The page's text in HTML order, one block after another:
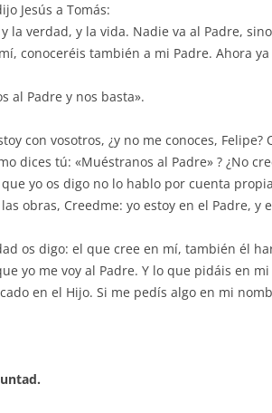
Jesús a Tomás:
la verdad, y la vida. Nadie va al Padre,
conoceréis también a mi Padre. Ahora
al Padre y nos basta».
con vosotros, ¿y no me conoces,
dices tú: «Muéstranos al Padre» ? ¿No
yo os digo no lo hablo por cuenta
obras, Creedme: yo estoy en el Padre, y
os digo: el que cree en mí, también él
yo me voy al Padre. Y lo que pidáis en
en el Hijo. Si me pedís algo en mi